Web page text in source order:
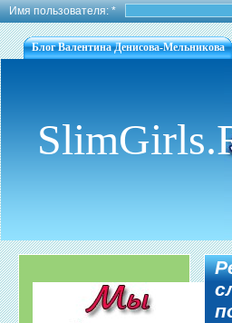
Имя пользователя:*
Блог Валентина Денисова-Мельникова